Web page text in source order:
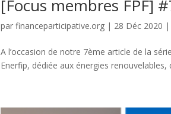
[Focus membres FPF]
parfinanceparticipative.org | 28 Déc 2020
A l’occasion de notre 7ème article de la
Enerfip, dédiée aux énergies